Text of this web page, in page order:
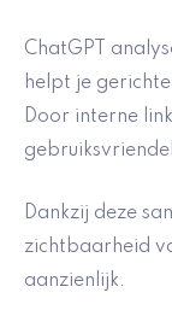
ChatGPT
helpt je
Door interne
Dankzij deze
zichtbaarheid
aanzienlijk.